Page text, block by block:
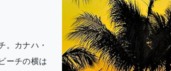
。カナハ・
ーチの横は